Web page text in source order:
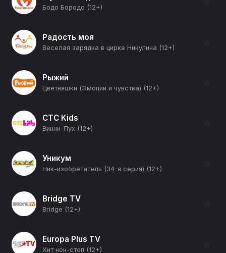
Бодо Бородо (12+)
Радость моя
Веселая зарядка в цирке Никулина (12+)
☆
Рыжий
Цветняшки (Эмоции и чувства) (12+)
☆
СТС Kids
Винни-Пух (12+)
☆
Уникум
Ник-изобретатель (34-я серия) (12+)
☆
Bridge TV
Bridge (12+)
☆
Europa Plus TV
Хит нон-стоп (12+)
☆